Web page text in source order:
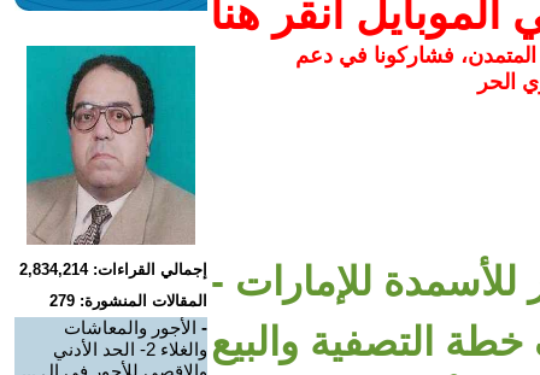
انقر هنا
المتمدن، فشاركونا في دعم
الحر
للإمارات -
التصفية والبيع
إجمالي القراءات: 2,834,214
المقالات المنشورة: 279
- الأجور والمعاشات
والغلاء 2- الحد الأدني
والاقصي للأجور في ال ...